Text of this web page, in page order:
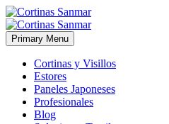
Primary Menu
Cortinas y Visillos
Estores
Paneles Japoneses
Profesionales
Blog